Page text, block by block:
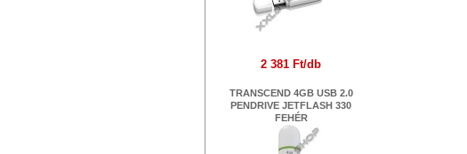
2 381 Ft/db
TRANSCEND 4GB USB 2.0
PENDRIVE JETFLASH 330
FEHÉR